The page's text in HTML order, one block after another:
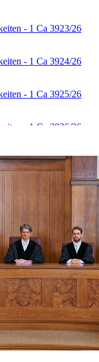
- 1 Ca 3923/26
- 1 Ca 3924/26
- 1 Ca 3925/26
- 1 Ca 3926/26
- 9 Ca 4025/26
- 9 Ca 4906/26
- 1 Ca 5148/26
- 9 Ca 4026/26
- 1 Ca 5468/26
- 1 Ca 3913/26